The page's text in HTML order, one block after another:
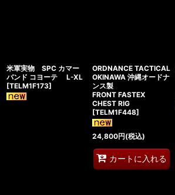
米軍実物 SPC カマー
バンド コヨーテ L-XL
[TELM1F173]
ORDNANCE TACTICAL
OKINAWA 沖縄オードナ
ンス製
FRONT FASTEX
CHEST RIG
[TELM1F448]
24,800円(税込)
カートに入れる